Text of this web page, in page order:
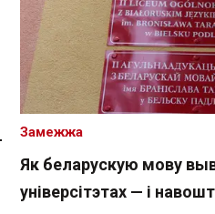
Спасылка без VPN
Як беларускую мову
універсітэтах — і
Замежжа